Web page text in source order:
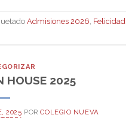
Admisiones 2026, Felicidad
HOUSE 2025
2025 PORCOLEGIO NUEVA